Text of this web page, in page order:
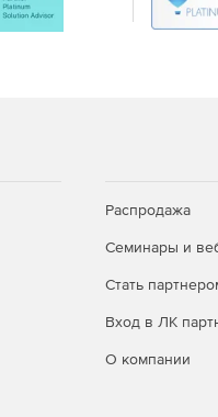
безопасности и
ИТ‑среду.
совместной работы с
прямо в облаке.
Распродажа
Семинары и
Стать
Вход в ЛК
О компании